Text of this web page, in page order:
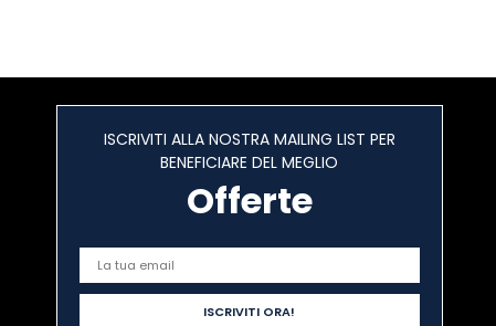
ISCRIVITI ALLA NOSTRA MAILING LIST PER
BENEFICIARE DEL MEGLIO
Offerte